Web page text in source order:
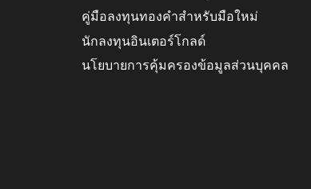
คู่มือลงทุนทองคำสำหรับมือใหม่
นักลงทุนอินเตอร์โกลด์
นโยบายการคุ้มครองข้อมูลส่วนบุคคล